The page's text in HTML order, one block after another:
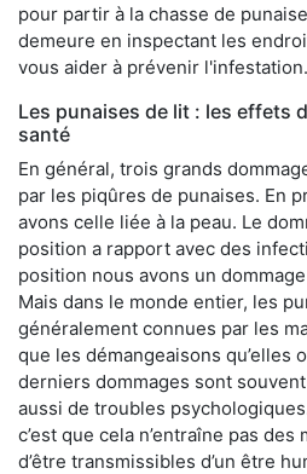
pour partir à la chasse de
demeure en inspectant les
vous aider à prévenir l'infestation.
Les punaises de lit : les effets
santé
En général, trois grands
par les piqûres de punaises. En
avons celle liée à la peau. Le
position a rapport avec des
position nous avons un
Mais dans le monde entier, les
généralement connues par les
que les démangeaisons qu’elles
derniers dommages sont
aussi de troubles
c’est que cela n’entraîne pas
d’être transmissibles d’un être